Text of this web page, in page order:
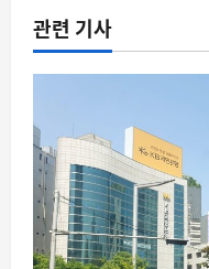
관련 기사